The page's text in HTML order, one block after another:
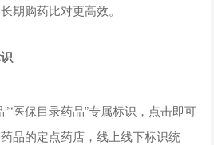
期购药比对更高效。
医保目录药品”专属标识，点击即可
品的定点药店，线上线下标识统